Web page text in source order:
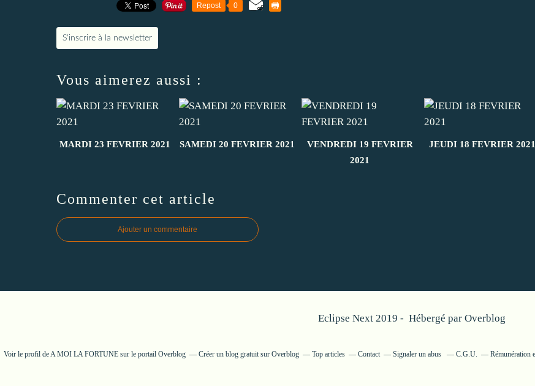
Repost 0
S'inscrire à la newsletter
Vous aimerez aussi :
MARDI 23 FEVRIER 2021 SAMEDI 20 FEVRIER 2021
VENDREDI 19 FEVRIER
2021
JEUDI 18 FEVRIER 2021
Commenter cet article
Ajouter un commentaire
Eclipse Next 2019 - Hébergé par Overblog
Voir le profil de A MOI LA FORTUNEsur le portail Overblog Créer un blog gratuit sur Overblog Top articles Contact Signaler un abus C.G.U. Rémunération